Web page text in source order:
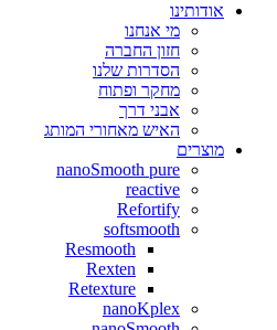
אודותינו
מי אנחנו
חזון החברה
הסדרות שלנו
מחקר ופתוח
אבני דרך
האיש מאחורי המותג
מוצרים
nanoSmooth pure
reactive
Refortify
softsmooth
Resmooth
Rexten
Retexture
nanoKplex